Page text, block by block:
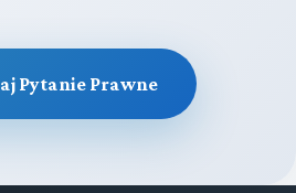
Pytanie Prawne